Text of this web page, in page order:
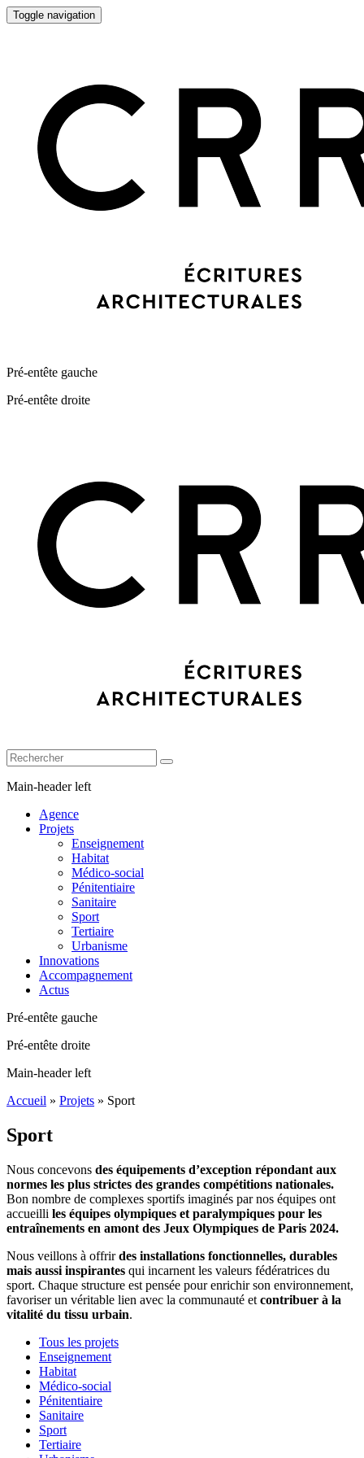
Toggle navigation
Pré-entête gauche
Pré-entête droite
Main-header left
Agence
Projets
Enseignement
Habitat
Médico-social
Pénitentiaire
Sanitaire
Sport
Tertiaire
Urbanisme
Innovations
Accompagnement
Actus
Pré-entête gauche
Pré-entête droite
Main-header left
Accueil » Projets » Sport
Sport
Nous concevons des équipements d’exception répondant aux
normes les plus strictes des grandes compétitions nationales.
Bon nombre de complexes sportifs imaginés par nos équipes ont
accueilli les équipes olympiques et paralympiques pour les
entraînements en amont des Jeux Olympiques de Paris 2024.
Nous veillons à offrirdes installations fonctionnelles, durables
mais aussi inspirantes qui incarnent les valeurs fédératrices du
sport. Chaque structure est pensée pour enrichir son environnement,
favoriser un véritable lien avec la communauté et contribuer à la
vitalité du tissu urbain.
Tous les projets
Enseignement
Habitat
Médico-social
Pénitentiaire
Sanitaire
Sport
Tertiaire